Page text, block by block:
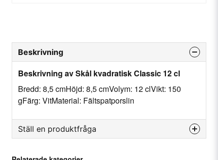
Beskrivning
Beskrivning av Skål kvadratisk Classic 12 cl
Bredd: 8,5 cmHöjd: 8,5 cmVolym: 12 clVikt: 150
gFärg: VitMaterial: Fältspatporslin
Ställ en produktfråga
Fråga oss något om denna produkten...